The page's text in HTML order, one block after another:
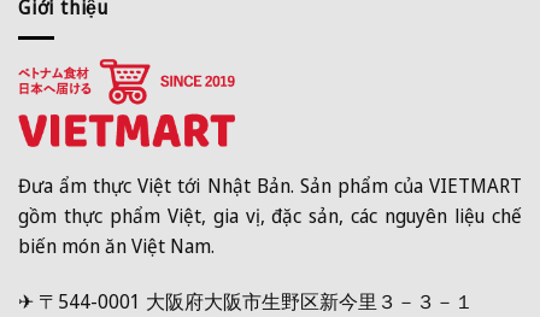
Giới thiệu
Đưa ẩm thực Việt tới Nhật Bản. Sản phẩm của VIETMART
gồm thực phẩm Việt, gia vị, đặc sản, các nguyên liệu chế
biến món ăn Việt Nam.
✈ 〒544-0001 大阪府大阪市生野区新今里３－３－１